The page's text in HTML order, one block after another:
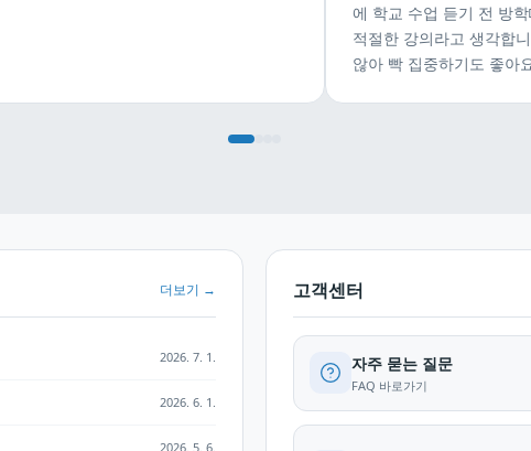
에 학교 수업 듣기 전 방
적절한 강의라고 생각합
않아 빡 집중하기도 좋아
더보기 →
2026. 7. 1.
2026. 6. 1.
2026. 5. 6.
고객센터
자주 묻는 질문
FAQ 바로가기